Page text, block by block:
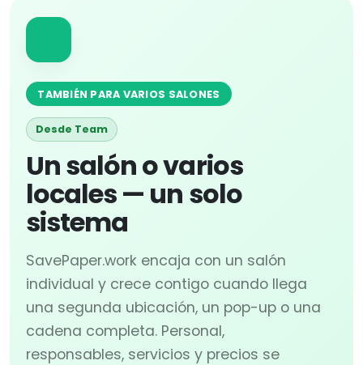
TAMBIÉN PARA VARIOS SALONES
Desde Team
Un salón o varios
locales — un solo
sistema
SavePaper.work encaja con un salón
individual y crece contigo cuando llega
una segunda ubicación, un pop-up o una
cadena completa. Personal,
responsables, servicios y precios se